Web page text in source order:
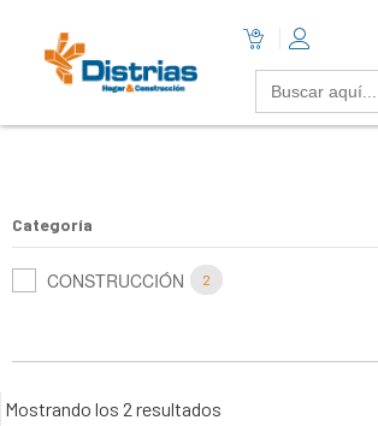
Buscar:
Categoría
CONSTRUCCIÓN 2
Mostrando los 2 resultados